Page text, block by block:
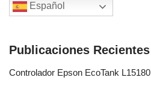
Español
Publicaciones Recientes
Controlador Epson EcoTank L15180